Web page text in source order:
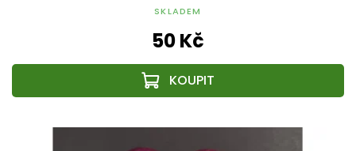
SKLADEM
50 Kč